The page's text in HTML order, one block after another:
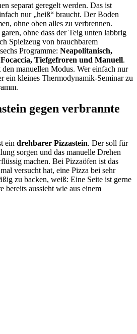
separat geregelt werden. Das ist
nur „heiß“ braucht. Der Boden
ohne oben alles zu verbrennen.
ohne dass der Teig unten labbrig
Spielzeug von brauchbarem
Programme: Neapolitanisch,
Tiefgefroren und Manuell.
manuellen Modus. Wer einfach nur
ein kleines Thermodynamik-Seminar zu
gegen verbrannte
ein drehbarer Pizzastein. Der soll für
sorgen und das manuelle Drehen
machen. Bei Pizzaöfen ist das
versucht hat, eine Pizza bei sehr
zu backen, weiß: Eine Seite ist gerne
bereits aussieht wie aus einem